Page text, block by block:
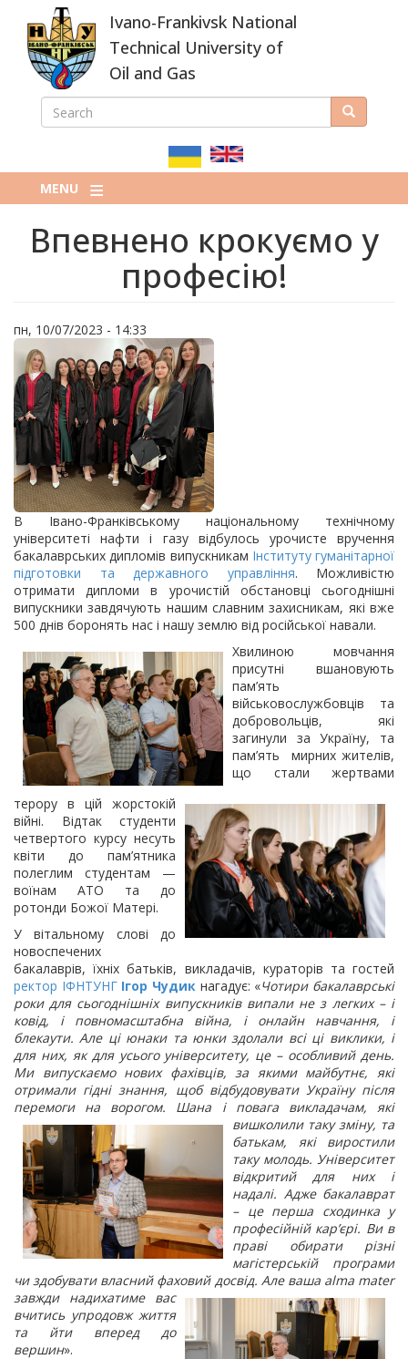
main
content
Ivano-Frankivsk National
Technical University of
Oil and Gas
ПОШУКОВА
SEARCH Search
MENU
Впевнено крокуємо у
професію!
пн, 10/07/2023 - 14:33
В Івано-Франківському національному технічному
університеті нафти і газу відбулось урочисте вручення
бакалаврських дипломів випускникам Інституту гуманітарної
підготовки та державного управління. Можливістю
отримати дипломи в урочистій обстановці сьогоднішні
випускники завдячують нашим славним захисникам, які вже
500 днів боронять нас і нашу землю від російської навали.
Хвилиною мовчання
присутні вшановують
пам’ять
військовослужбовців та
добровольців, які
загинули за Україну, та
пам’ять мирних жителів,
що стали жертвами
терору в цій жорстокій
війні. Відтак студенти
четвертого курсу несуть
квіти до пам’ятника
полеглим студентам —
воїнам АТО та до
ротонди Божої Матері.
У вітальному слові до
новоспечених
бакалаврів, їхніх батьків, викладачів, кураторів та гостей
ректор ІФНТУНГ Ігор Чудик нагадує: «Чотири бакалаврські
роки для сьогоднішніх випускників випали не з легких – і
ковід, і повномасштабна війна, і онлайн навчання, і
блекаути. Але ці юнаки та юнки здолали всі ці виклики, і
для них, як для усього університету, це – особливий день.
Ми випускаємо нових фахівців, за якими майбутнє, які
отримали гідні знання, щоб відбудовувати Україну після
перемоги на ворогом. Шана і повага викладачам, які
вишколили таку зміну, та
батькам, які виростили
таку молодь. Університет
відкритий для них і
надалі. Адже бакалаврат
– це перша сходинка у
професійній кар’єрі. Ви в
праві обирати різні
магістерській програми
чи здобувати власний фаховийдосвід. Але ваша alma mater
завжди надихатиме вас
вчитись упродовж життя
та йти вперед до
вершин».